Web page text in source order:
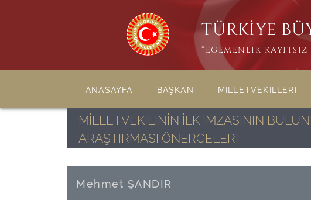
TÜRKİYE
“EGEMENLİK
ANASAYFA BAŞKAN MİLLETVEKİLLERİ
MİLLETVEKİLİNİN İLK İMZASININ
ARAŞTIRMASI ÖNERGELERİ
Mehmet ŞANDIR